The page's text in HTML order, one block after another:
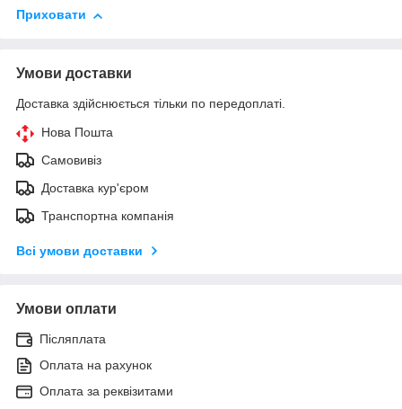
Приховати
Умови доставки
Доставка здійснюється тільки по передоплаті.
Нова Пошта
Самовивіз
Доставка кур'єром
Транспортна компанія
Всі умови доставки
Умови оплати
Післяплата
Оплата на рахунок
Оплата за реквізитами